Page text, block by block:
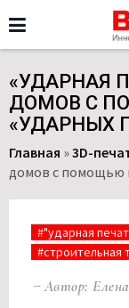
«УДАРНАЯ
ДОМОВ С
«УДАРНЫХ
Главная »3D-
домов с помощью
#"ударная
#строительная
Автор: Елена